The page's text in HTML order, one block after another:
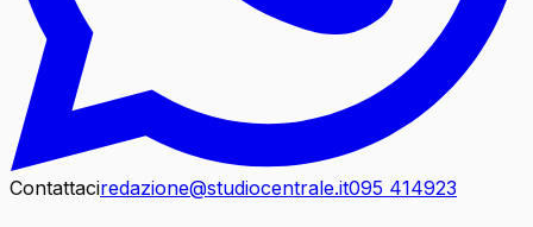
Contattaciredazione@studiocentrale.it095 414923